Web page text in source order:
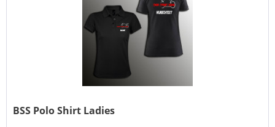
BSS Polo Shirt Ladies